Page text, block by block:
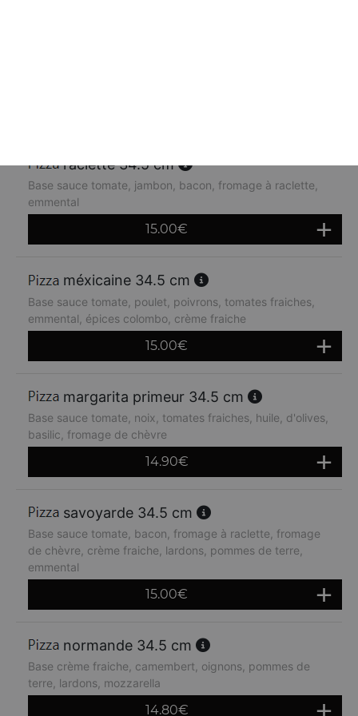
raclette 34.5 cm
Base sauce tomate, jambon, bacon, fromage à raclette,
emmental
15.00€
méxicaine 34.5 cm
Base sauce tomate, poulet, poivrons, tomates fraiches,
emmental, épices colombo, crème fraiche
15.00€
margarita primeur 34.5 cm
Base sauce tomate, noix, tomates fraiches, huile, d'olives,
basilic, fromage de chèvre
14.90€
savoyarde 34.5 cm
Base sauce tomate, bacon, fromage à raclette, fromage
de chèvre, crème fraiche, lardons, pommes de terre,
emmental
15.00€
normande 34.5 cm
Base crème fraiche, camembert, oignons, pommes de
terre, lardons, mozzarella
14.80€